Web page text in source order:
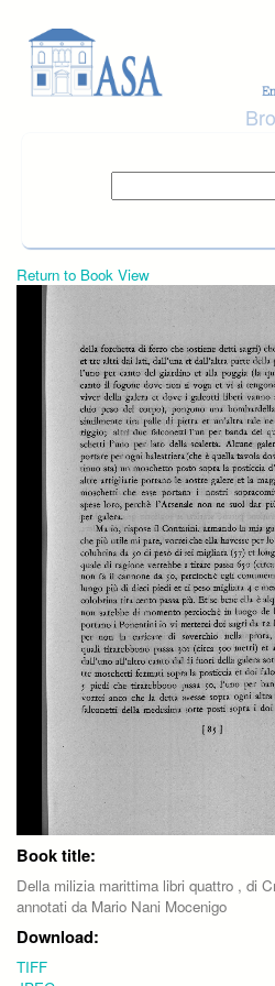
Return to Book View
Book title:
Della milizia marittima libri quattro , di
annotati da Mario Nani Mocenigo
Download:
TIFF